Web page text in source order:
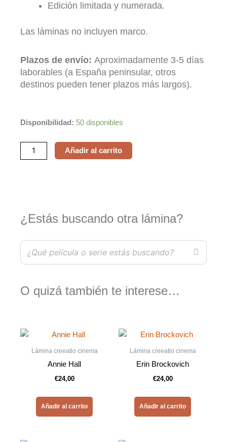
Edición limitada y numerada.
Las láminas no incluyen marco.
Plazos de envío: Aproximadamente 3-5 días
laborables (a España peninsular, otros
destinos pueden tener plazos más largos).
Disponibilidad: 50 disponibles
Alta
High
Añadir al carrito
¿Estás buscando otra lámina?
O quizá también te interese…
Lámina creeatio cinema
Annie Hall
€24,00
Añadir al carrito
Lámina creeatio cinema
Erin Brockovich
€24,00
Añadir al carrito